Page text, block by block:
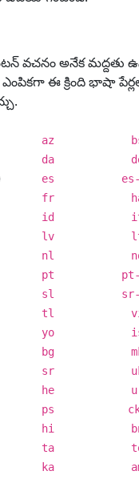
వచనం అనేక మద్దతు
ఎంపికగా ఈ క్రింది భాషా
az
da
es
fr
id
lv
nl
pt
sl sr-
tl
yo
bg
sr
he
ps
hi
ta
ka